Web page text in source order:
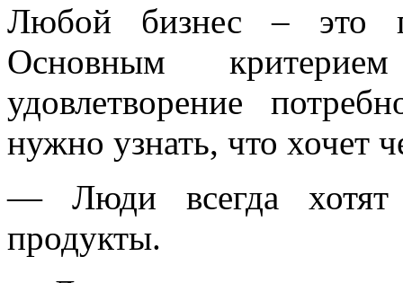
Любой бизнес – это
Основным
удовлетворение
нужно узнать, что хочет
— Люди всегда хотят
продукты.